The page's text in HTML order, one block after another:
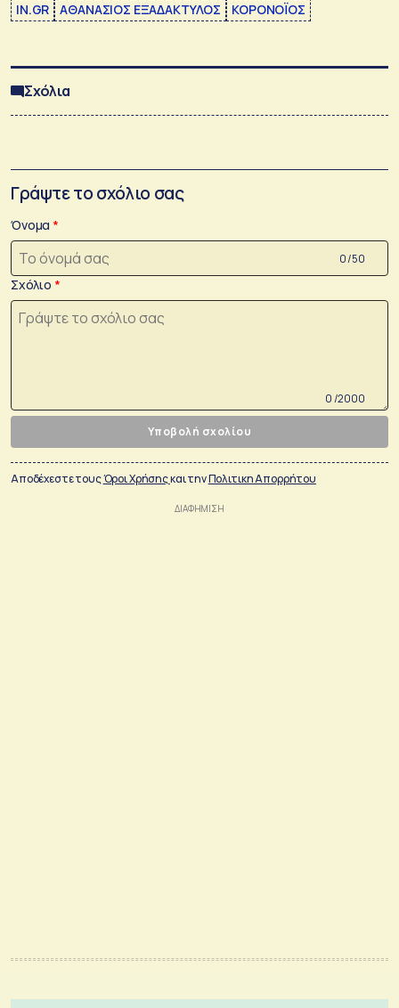
IN.GR ΑΘΑΝΑΣΙΟΣ ΕΞΑΔΑΚΤΥΛΟΣ ΚΟΡΟΝΟΪΟΣ
Σχόλια
Γράψτε το σχόλιο σας
Όνομα
0 /50
Σχόλιο
0 /2000
Υποβολή σχολίου
Αποδέχεστε τουςΌροι Χρήσηςκαι τηνΠολιτικη Απορρήτου